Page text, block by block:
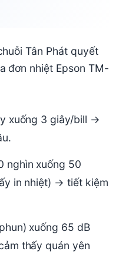
Tân Phát quyết
đơn nhiệt Epson TM-
xuống 3 giây/bill →
nghìn xuống 50
in nhiệt) → tiết kiệm
xuống 65 dB
thấy quán yên